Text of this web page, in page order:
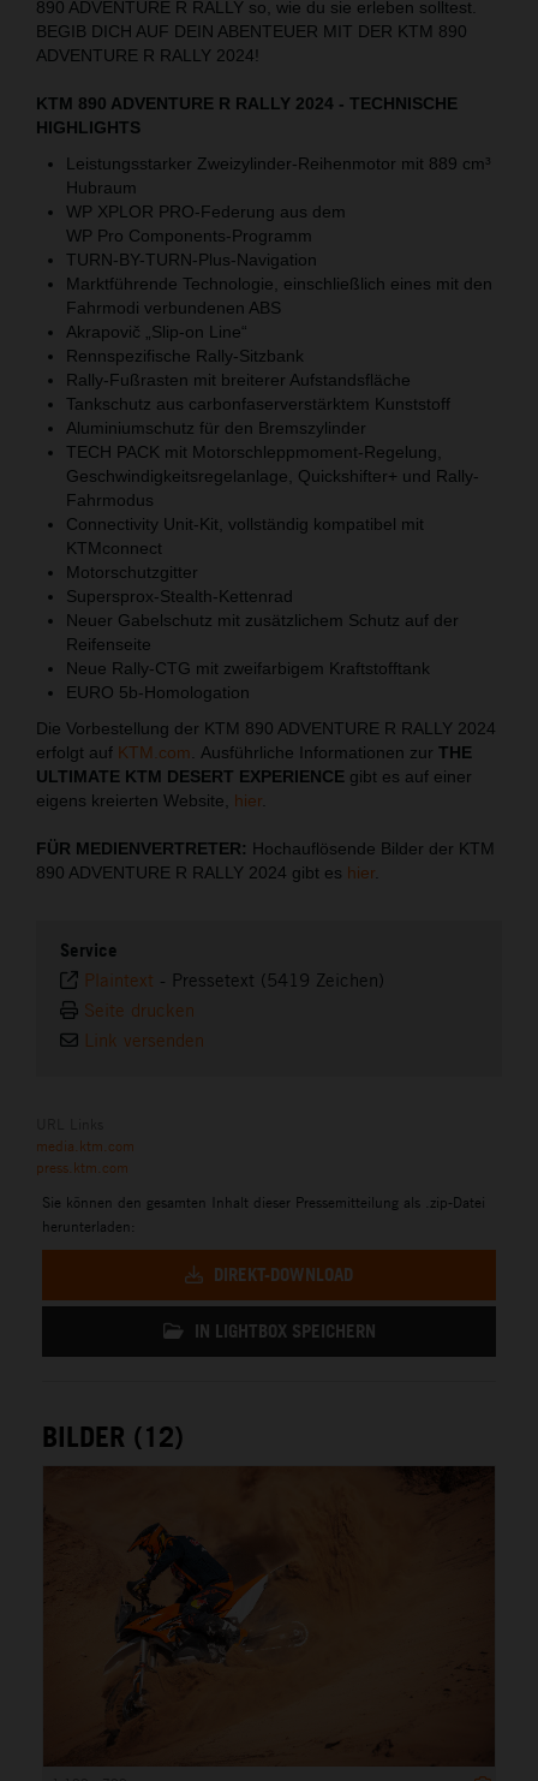
890 ADVENTURE R RALLY so, wie du sie erleben solltest.
BEGIB DICH AUF DEIN ABENTEUER MIT DER KTM 890
ADVENTURE R RALLY 2024!
KTM 890 ADVENTURE R RALLY 2024 - TECHNISCHE
HIGHLIGHTS
Leistungsstarker Zweizylinder-Reihenmotor mit 889 cm³
Hubraum
WP XPLOR PRO-Federung aus dem
WP Pro Components-Programm
TURN-BY-TURN-Plus-Navigation
Marktführende Technologie, einschließlich eines mit den
Fahrmodi verbundenen ABS
Akrapovič „Slip-on Line“
Rennspezifische Rally-Sitzbank
Rally-Fußrasten mit breiterer Aufstandsfläche
Tankschutz aus carbonfaserverstärktem Kunststoff
Aluminiumschutz für den Bremszylinder
TECH PACK mit Motorschleppmoment-Regelung,
Geschwindigkeitsregelanlage, Quickshifter+ und Rally-
Fahrmodus
Connectivity Unit-Kit, vollständig kompatibel mit
KTMconnect
Motorschutzgitter
Supersprox-Stealth-Kettenrad
Neuer Gabelschutz mit zusätzlichem Schutz auf der
Reifenseite
Neue Rally-CTG mit zweifarbigem Kraftstofftank
EURO 5b-Homologation
Die Vorbestellung der KTM 890 ADVENTURE R RALLY 2024
erfolgt auf KTM.com . Ausführliche Informationen zur THE
ULTIMATE KTM DESERT EXPERIENCE gibt es auf einer
eigens kreierten Website, hier
FÜR MEDIENVERTRETER: Hochauflösende Bilder der KTM
890 ADVENTURE R RALLY 2024 gibt es hier
Service
Plaintext - Pressetext (5419 Zeichen)
Seite drucken
Link versenden
media.ktm.com
press.ktm.com
Sie können den gesamten Inhalt dieser Pressemitteilung als .zip-Datei
herunterladen:
DIREKT-DOWNLOAD
IN LIGHTBOX SPEICHERN
BILDER (12)